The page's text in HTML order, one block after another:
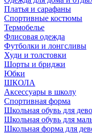
Платья и сарафаны
Спортивные костюмы
Термобелье
Флисовая одежда
Футболки и лонгсливы
Худи и толстовки
Шорты и бриджи
Юбки
ШКОЛА
Аксессуары в школу
Спортивная форма
Школьная обувь для
Школьная обувь для
Школьная форма для